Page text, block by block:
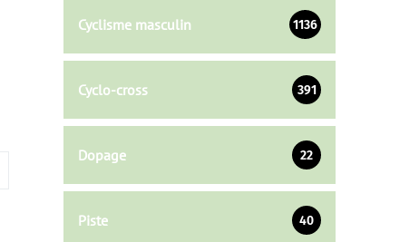
Cyclisme masculin 1136
Cyclo-cross 391
Dopage 22
Piste 40